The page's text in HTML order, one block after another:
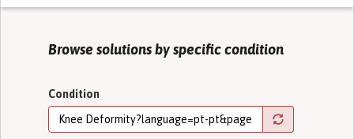
Browse solutions by specific condition
Condition